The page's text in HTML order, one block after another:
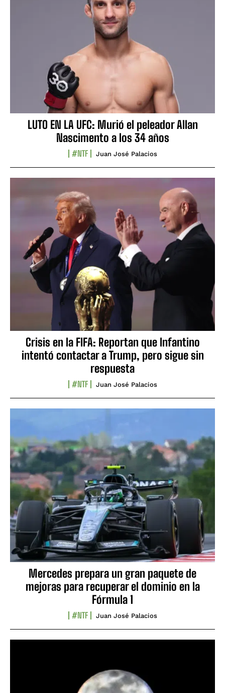
LUTO EN LA UFC: Murió el peleador Allan
Nascimento a los 34 años
#NTF Juan José Palacios
Crisis en la FIFA: Reportan que Infantino
intentó contactar a Trump, pero sigue sin
respuesta
#NTF Juan José Palacios
Mercedes prepara un gran paquete de
mejoras para recuperar el dominio en la
Fórmula 1
#NTF Juan José Palacios